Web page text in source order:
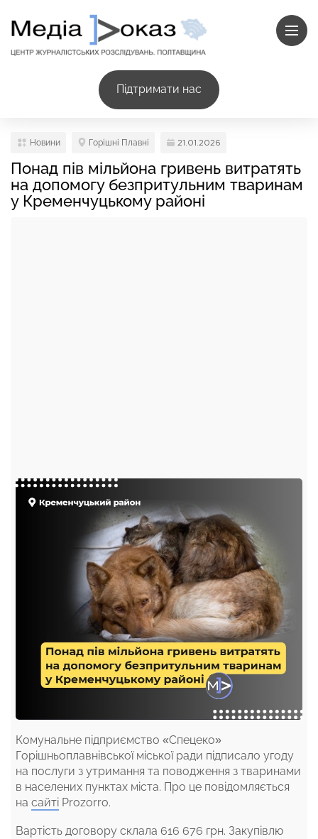
Підтримати нас
Новини Горішні Плавні 21.01.2026
Понад пів мільйона гривень витратять
на допомогу безпритульним тваринам
у Кременчуцькому районі
Комунальне підприємство «Спецеко»
Горішньоплавнівської міської ради підписало угоду
на послуги з утримання та поводження з тваринами
в населених пунктах міста. Про це повідомляється
на сайті Prozorro.
Вартість договору склала 616 676 грн. Закупівлю